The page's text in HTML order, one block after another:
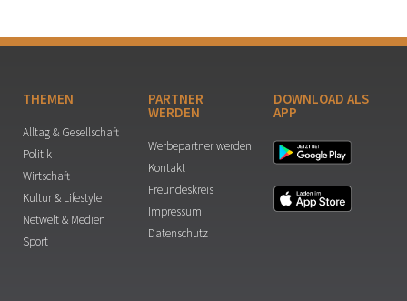
THEMEN
Alltag & Gesellschaft
Politik
Wirtschaft
Kultur & Lifestyle
Netwelt & Medien
Sport
PARTNER
WERDEN
Werbepartner werden
Kontakt
Freundeskreis
Impressum
Datenschutz
DOWNLOAD ALS
APP